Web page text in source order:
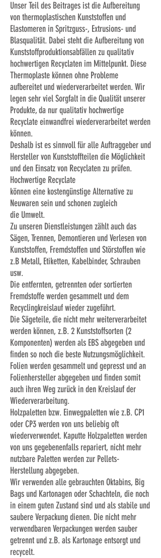
Unser Teil des Beitrages ist die Aufbereitung
von thermoplastischen Kunststoffen und
Elastomeren in Spritzguss-, Extrusions- und
Blasqualität. Dabei steht die Aufbereitung von
Kunststoffproduktionsabfällen zu qualitativ
hochwertigen Recyclaten im Mittelpunkt. Diese
Thermoplaste können ohne Probleme
aufbereitet und wiederverarbeitet werden. Wir
legen sehr viel Sorgfalt in die Qualität unserer
Produkte, da nur qualitativ hochwertige
Recyclateeinwandfrei wiederverarbeitet werden
können.
Deshalb ist es sinnvoll für alle Auftraggeber und
Hersteller von Kunststoffteilen die Möglichkeit
und den Einsatz von Recyclaten zu prüfen.
Hochwertige Recyclate
können eine kostengünstige Alternative zu
Neuwaren sein und schonen zugleich
die Umwelt.
Zu unseren Dienstleistungen zählt auch das
Sägen, Trennen, Demontieren und Verlesen von
Kunststoffen, Fremdstoffen und Störstoffen wie
z.B Metall, Etiketten, Kabelbinder, Schrauben
usw.
Die entfernten, getrennten oder sortierten
Fremdstoffe werden gesammelt und dem
Recyclingkreislauf wieder zugeführt.
Die Sägeteile, die nicht mehr weiterverarbeitet
werden können, z.B. 2 Kunststoffsorten (2
Komponenten) werden als EBS abgegeben und
finden so noch die beste Nutzungsmöglichkeit.
Folien werden gesammelt und gepresst und an
Folienhersteller abgegeben und finden somit
auch ihren Weg zurück in den Kreislauf der
Wiederverarbeitung.
Holzpaletten bzw. Einwegpaletten wie z.B. CP1
oder CP3 werden von uns beliebig oft
wiederverwendet. Kaputte Holzpaletten werden
von uns gegebenenfalls repariert, nicht mehr
nutzbare Paletten werden zur Pellets-
Herstellung abgegeben.
Wir verwenden alle gebrauchten Oktabins, Big
Bags und Kartonagen oder Schachteln, die noch
in einem guten Zustand sind und als stabile und
saubere Verpackung dienen. Die nicht mehr
verwendbaren Verpackungen werden sauber
getrennt und z.B. als Kartonage entsorgt und
recycelt.